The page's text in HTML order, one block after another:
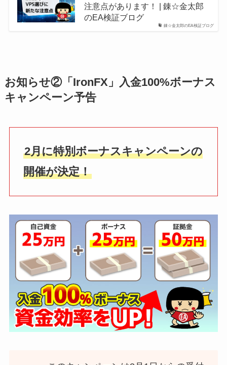
錬☆金太郎のEA検証ブログ
注意点があります！ | 錬☆金太郎
のEA検証ブログ
お知らせ②「IronFX」入金100%ボーナス
キャンペーン予告
2月に特別ボーナスキャンペーンの
開催が決定！